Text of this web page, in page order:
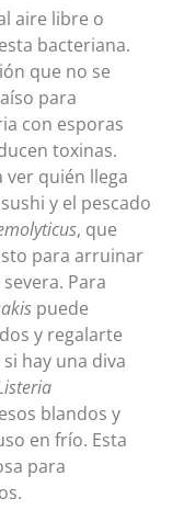
aire libre o
bacteriana.
que no se
para
con esporas
toxinas.
quién llega
y el pescado
, que
para arruinar
Para
puede
y regalarte
hay una diva
blandos y
en frío. Esta
para